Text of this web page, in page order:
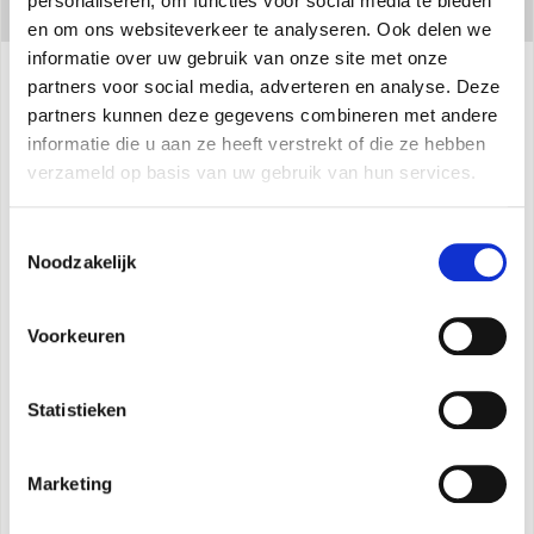
en om ons websiteverkeer te analyseren. Ook delen we
informatie over uw gebruik van onze site met onze
partners voor social media, adverteren en analyse. Deze
partners kunnen deze gegevens combineren met andere
informatie die u aan ze heeft verstrekt of die ze hebben
verzameld op basis van uw gebruik van hun services.
Noodzakelijk
Voorkeuren
Statistieken
Marketing
Specificaties
luchtstroom.
buitenunit, om corrosie door weersinvloeden te
geïntegreerd door eenvoudig de USB-stick te
installeren, die bij de verpakking van de binnenunit